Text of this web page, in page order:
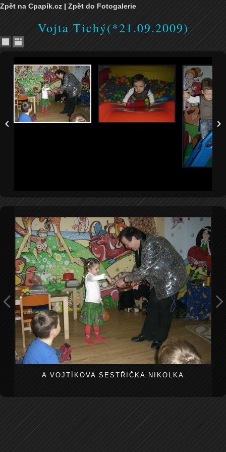
Zpět na Cpapík.cz | Zpět do Fotogalerie
Vojta Tichý(*21.09.2009)
A VOJTÍKOVA SESTŘIČKA NIKOLKA